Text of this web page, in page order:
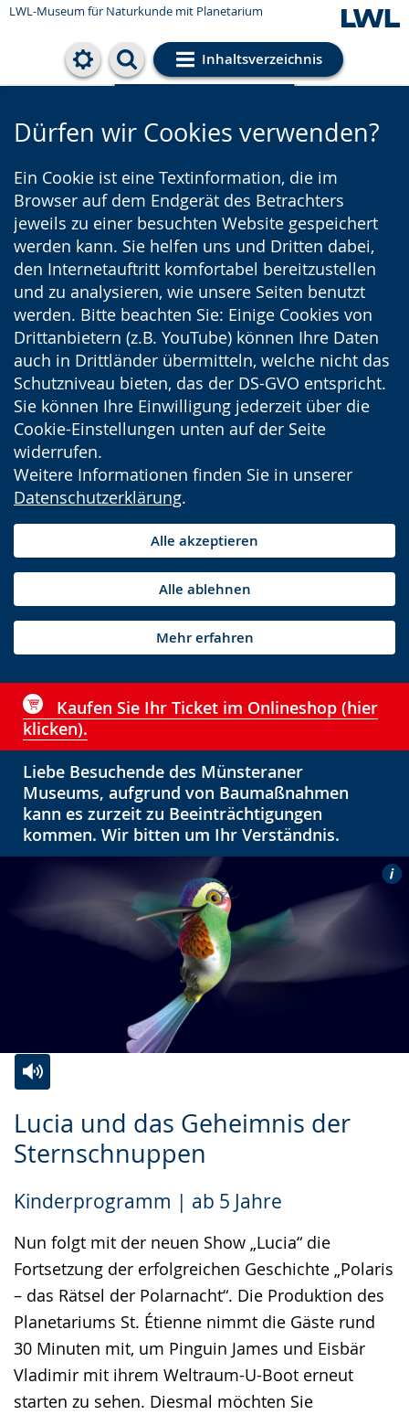
LWL-Museum für Naturkunde mit Planetarium
Inhaltsverzeichnis
Cookie-Einstellungen
Dürfen wir Cookies verwenden?
Ein Cookie ist eine Textinformation, die im
Browser auf dem Endgerät des Betrachters
jeweils zu einer besuchten Website gespeichert
werden kann. Sie helfen uns und Dritten dabei,
den Internetauftritt komfortabel bereitzustellen
und zu analysieren, wie unsere Seiten benutzt
werden. Bitte beachten Sie: Einige Cookies von
Drittanbietern (z.B. YouTube) können Ihre Daten
auch in Drittländer übermitteln, welche nicht das
Schutzniveau bieten, das der DS-GVO entspricht.
Sie können Ihre Einwilligung jederzeit über die
Cookie-Einstellungen unten auf der Seite
widerrufen.
Weitere Informationen finden Sie in unserer
Datenschutzerklärung.
Alle akzeptieren
Alle ablehnen
Mehr erfahren
Kaufen Sie Ihr Ticket im Onlineshop (hier
klicken).
Liebe Besuchende des Münsteraner
Museums, aufgrund von Baumaßnahmen
kann es zurzeit zu Beeinträchtigungen
kommen. Wir bitten um Ihr Verständnis.
Lucia und das Geheimnis der
Sternschnuppen
Kinderprogramm | ab 5 Jahre
Nun folgt mit der neuen Show „Lucia“ die
Fortsetzung der erfolgreichen Geschichte „Polaris
– das Rätsel der Polarnacht“. Die Produktion des
Planetariums St. Étienne nimmt die Gäste rund
30 Minuten mit, um Pinguin James und Eisbär
Vladimir mit ihrem Weltraum-U-Boot erneut
starten zu sehen. Diesmal möchten Sie
Leichten
Sprache
Audio-
Unterstützung.
Video
in
Gebärdensprache
wird
angezeigt.